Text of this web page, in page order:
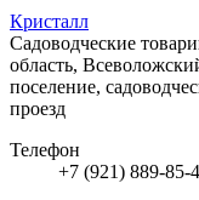
Кристалл
Садоводческие
область,
поселение,
проезд
Телефон
+7 (921) 889-85-